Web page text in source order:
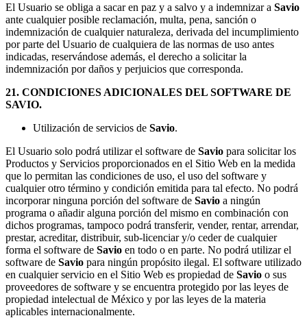
El Usuario se obliga a sacar en paz y a salvo y a indemnizar a Savio
ante cualquier posible reclamación, multa, pena, sanción o
indemnización de cualquier naturaleza, derivada del incumplimiento
por parte del Usuario de cualquiera de las normas de uso antes
indicadas, reservándose además, el derecho a solicitar la
indemnización por daños y perjuicios que corresponda.
21. CONDICIONES ADICIONALES DEL SOFTWARE DE
SAVIO.
Utilización de servicios de Savio.
El Usuario solo podrá utilizar el software de Savio para solicitar los
Productos y Servicios proporcionados en el Sitio Web en la medida
que lo permitan las condiciones de uso, el uso del software y
cualquier otro término y condición emitida para tal efecto. No podrá
incorporar ninguna porción del software de Savio a ningún
programa o añadir alguna porción del mismo en combinación con
dichos programas, tampoco podrá transferir, vender, rentar, arrendar,
prestar, acreditar, distribuir, sub-licenciar y/o ceder de cualquier
forma el software de Savio en todo o en parte. No podrá utilizar el
software de Savio para ningún propósito ilegal. El software utilizado
en cualquier servicio en el Sitio Web es propiedad de Savio o sus
proveedores de software y se encuentra protegido por las leyes de
propiedad intelectual de México y por las leyes de la materia
aplicables internacionalmente.